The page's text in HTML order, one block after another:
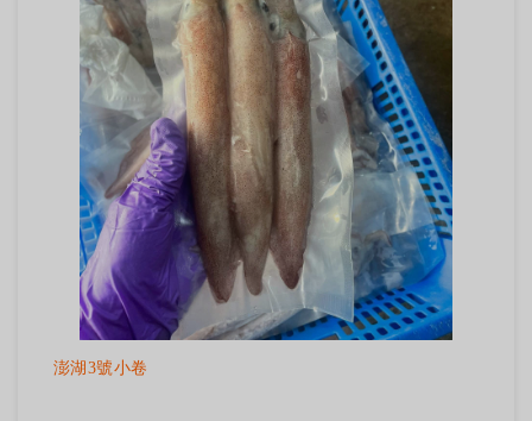
澎湖3號小卷